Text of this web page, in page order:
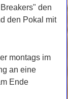
den
den Pokal mit
montags im
an eine
Ende